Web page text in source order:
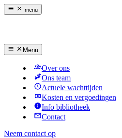
menu
Menu
Over ons
Ons team
Actuele wachttijden
Kosten en vergoedingen
Info bibliotheek
Contact
Neem contact op